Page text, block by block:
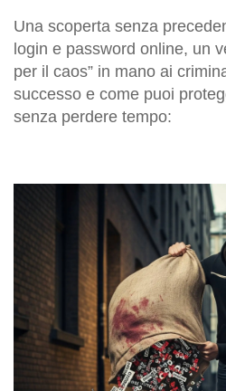
Una scoperta senza
login e password online, un
per il caos” in mano ai
successo e come puoi
senza perdere tempo: